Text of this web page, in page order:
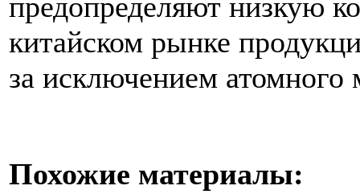
китайском рынке
за исключением
Похожие материалы: